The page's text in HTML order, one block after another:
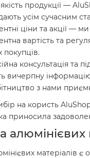
продукції —
усім сучасним
ціни та акції —
вартість та
покупців.
консультація та
вичерпну
з нами
на користь
приносила
алюмінієвих
матеріалів